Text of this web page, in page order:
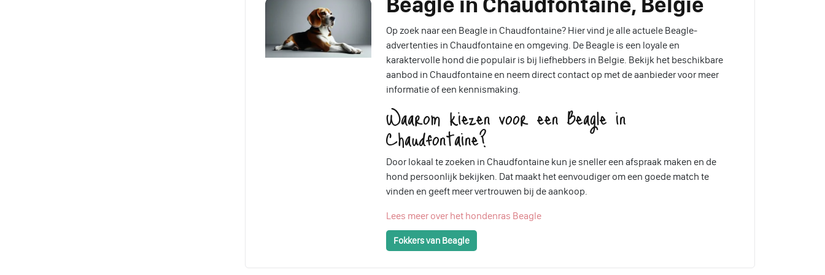
Op zoek naar een Beagle in Chaudfontaine? Hier vind je alle actuele Beagle-
advertenties in Chaudfontaine en omgeving. De Beagle is een loyale en
karaktervolle hond die populair is bij liefhebbers in Belgie. Bekijk het beschikbare
aanbod in Chaudfontaine en neem direct contact op met de aanbieder voor meer
informatie of een kennismaking.
Waarom kiezen voor een Beagle in
Chaudfontaine?
Door lokaal te zoeken in Chaudfontaine kun je sneller een afspraak maken en de
hond persoonlijk bekijken. Dat maakt het eenvoudiger om een goede match te
vinden en geeft meer vertrouwen bij de aankoop.
Lees meer over het hondenras Beagle
Fokkers van Beagle